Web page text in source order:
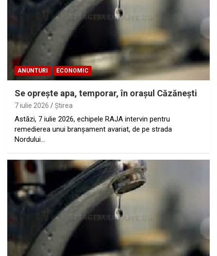
ANUNTURI ECONOMIC
Se opreşte apa, temporar, în oraşul Căzăneşti
7 iulie 2026 Ştirea
Astăzi, 7 iulie 2026, echipele RAJA intervin pentru
remedierea unui branșament avariat, de pe strada
Nordului…